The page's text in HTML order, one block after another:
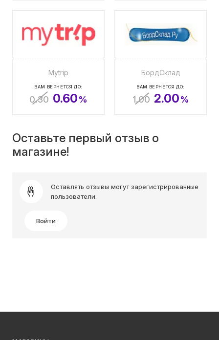
Mytrip
ВАМ ВЕРНЕТСЯ ДО:
0.30 0.60%
БордСклад
ВАМ ВЕРНЕТСЯ ДО:
1.00 2.00%
Оставьте первый отзыв о
магазине!
Оставлять отзывы могут зарегистрированные
пользователи.
Войти